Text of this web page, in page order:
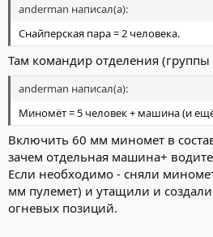
anderman написал(а):
Снайперская пара = 2 человека.
Там командир отделения (группы
anderman написал(а):
Миномёт = 5 человек + машина (и
Включить 60 мм миномет в
зачем отдельная машина+
Если необходимо - сняли
мм пулемет) и утащили и
огневых позиций.